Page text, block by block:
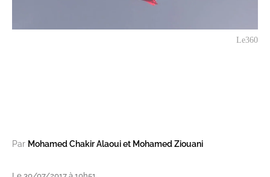
Le360
Par Mohamed Chakir Alaoui et Mohamed Ziouani
Le 30/07/2017 à 10h51